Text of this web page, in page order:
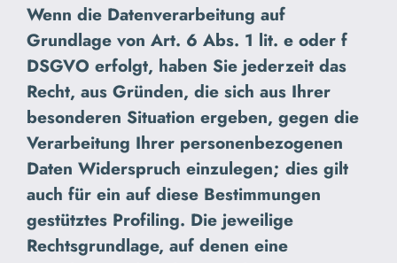
Wenn die Datenverarbeitung auf
Grundlage von Art. 6 Abs. 1 lit. e oder f
DSGVO erfolgt, haben Sie jederzeit das
Recht, aus Gründen, die sich aus Ihrer
besonderen Situation ergeben, gegen die
Verarbeitung Ihrer personenbezogenen
Daten Widerspruch einzulegen; dies gilt
auch für ein auf diese Bestimmungen
gestütztes Profiling. Die jeweilige
Rechtsgrundlage, auf denen eine